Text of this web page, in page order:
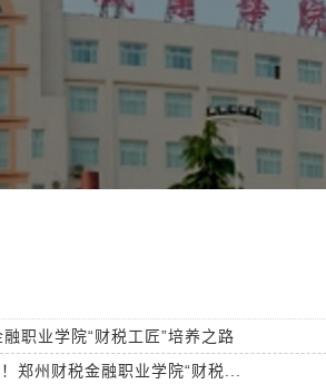
职业学院“财税工匠”培养之路
郑州财税金融职业学院“财税...